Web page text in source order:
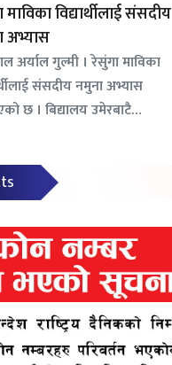
माविका विद्यार्थीलाई संसदीय
अभ्यास
अर्याल गुल्मी । रेसुंगा माविका
संसदीय नमुना अभ्यास
छ । बिद्यालय उमेरबाटै…